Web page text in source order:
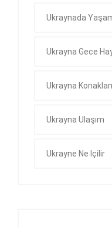
Ukraynada
Ukrayna Gece
Ukrayna
Ukrayna Ulaşım
Ukrayne Ne Içilir